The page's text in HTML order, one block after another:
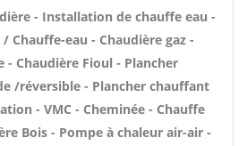
- Installation de chauffe eau -
Chauffe-eau - Chaudière gaz -
- Chaudière Fioul - Plancher
/réversible - Plancher chauffant
- VMC - Cheminée - Chauffe
Bois - Pompe à chaleur air-air -